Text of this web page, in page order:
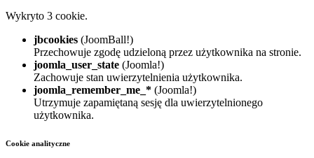
Wykryto 3 cookie.
jbcookies (JoomBall!)
Przechowuje zgodę udzieloną przez użytkownika na stronie.
joomla_user_state (Joomla!)
Zachowuje stan uwierzytelnienia użytkownika.
joomla_remember_me_* (Joomla!)
Utrzymuje zapamiętaną sesję dla uwierzytelnionego
użytkownika.
Cookie analityczne